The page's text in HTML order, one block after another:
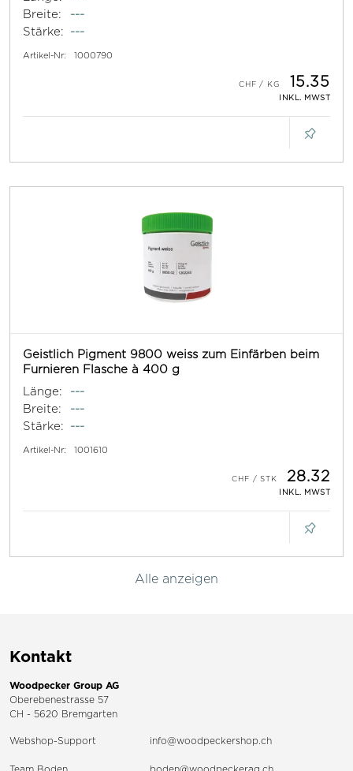
Breite:
---
Stärke:
---
Artikel-Nr: 1000790
15.35
INKL. MWST
Geistlich Pigment 9800 weiss zum Einfärben beim
Furnieren Flasche à 400 g
Länge:
---
Breite:
---
Stärke:
---
Artikel-Nr: 1001610
28.32
INKL. MWST
Alle anzeigen
Kontakt
Woodpecker Group AG
Oberebenestrasse 57
CH - 5620 Bremgarten
Webshop-Support info@woodpeckershop.ch
Team Boden
boden@woodpeckerag.ch